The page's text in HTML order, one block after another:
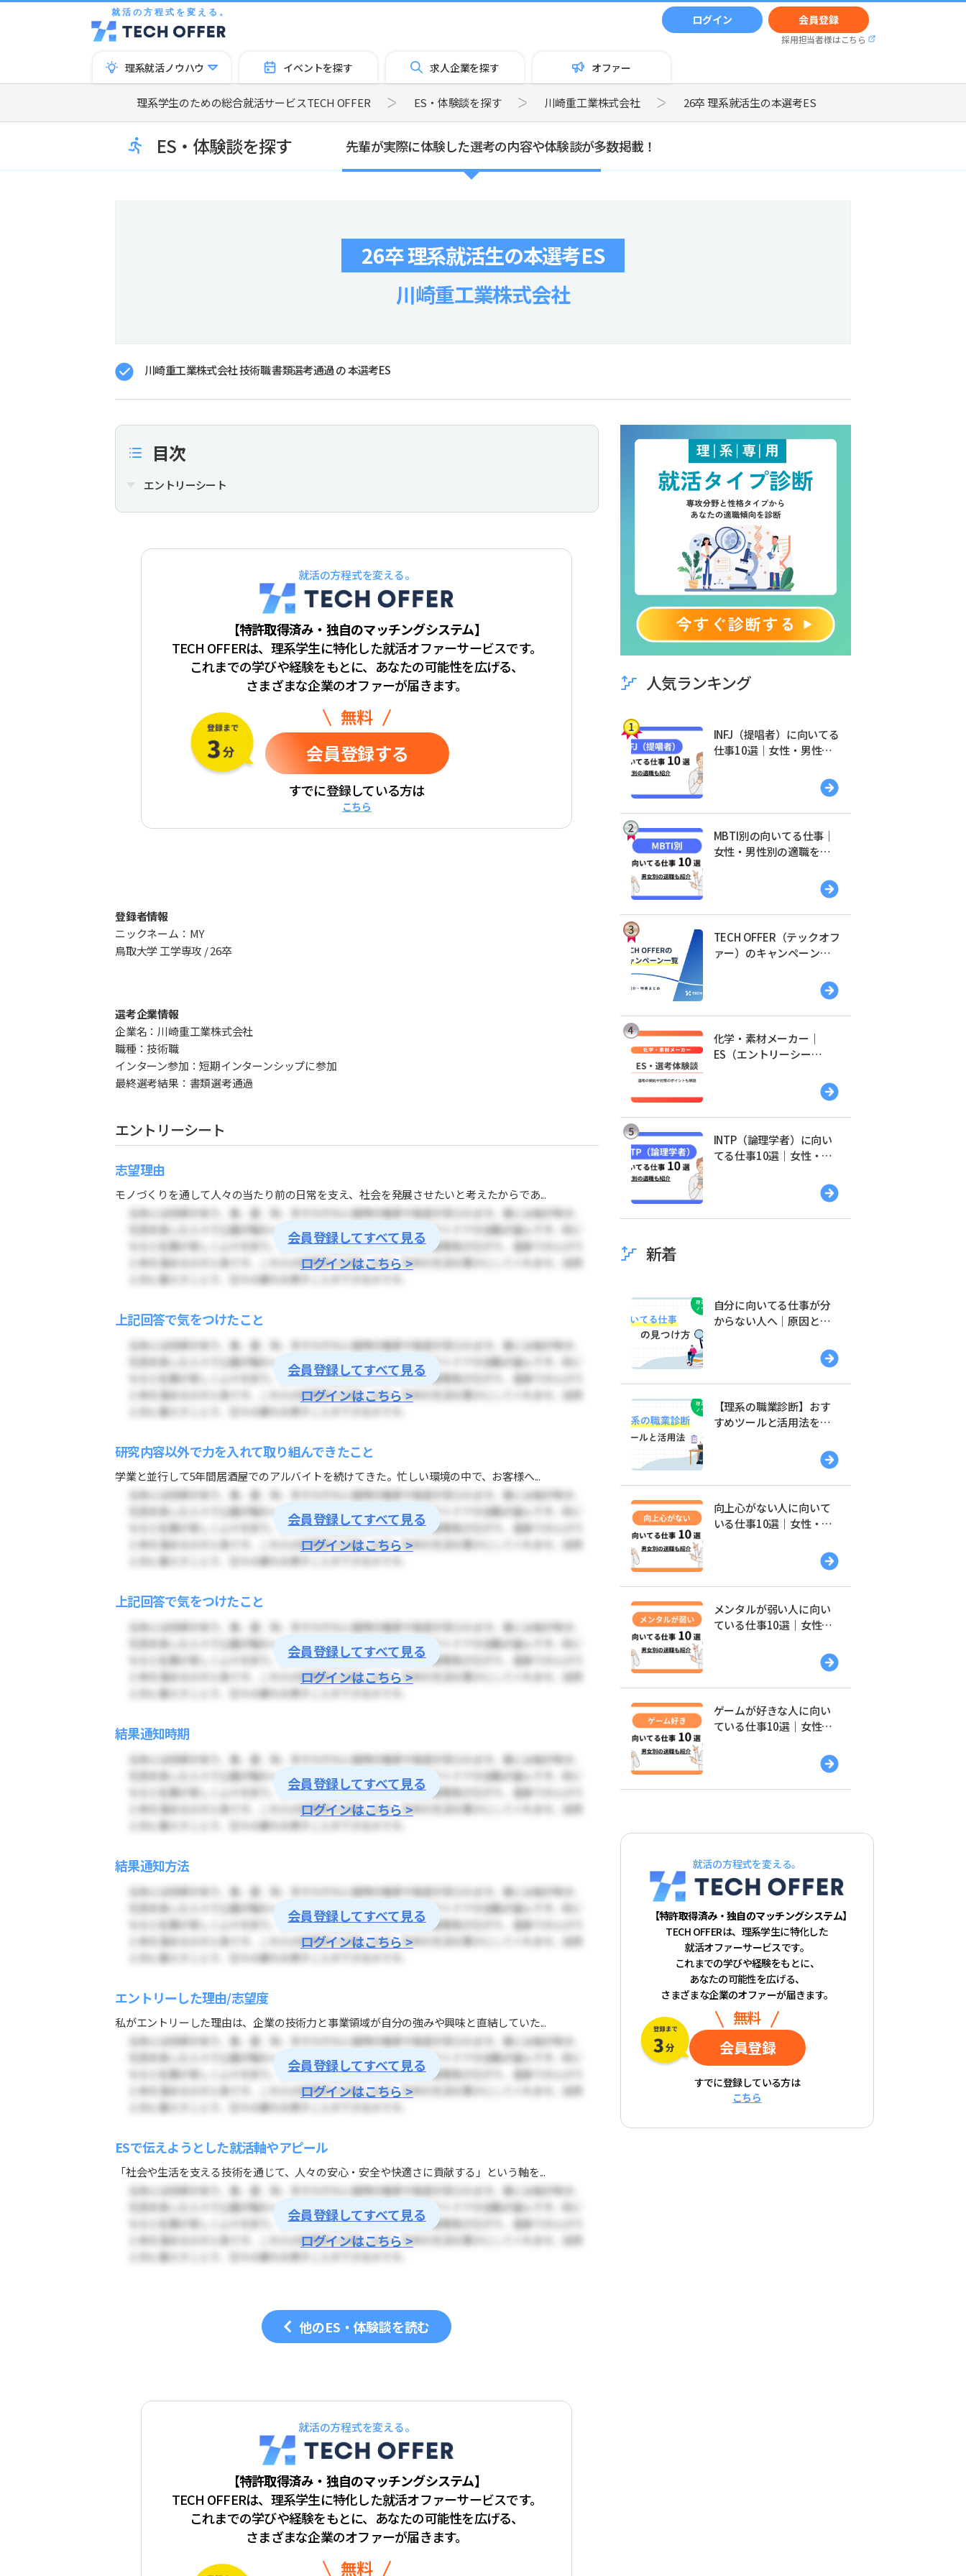
就活の方程式を変える。
ログイン 会員登録
採用担当者様はこちら
理系就活ノウハウ イベントを探す 求人企業を探す オファー
理系学生のための総合就活サービスTECH OFFER ES・体験談を探す 川崎重工業株式会社 26卒 理系就活生の本選考ES
ES・体験談を探す 先輩が実際に体験した選考の内容や体験談が多数掲載！
26卒 理系就活生の本選考ES
川崎重工業株式会社
川崎重工業株式会社 技術職 書類選考通過 の 本選考ES
目次
エントリーシート
就活の方程式を変える。
【特許取得済み・独自のマッチングシステム】
TECH OFFERは、理系学生に特化した就活オファーサービスです。
これまでの学びや経験をもとに、 あなたの可能性を広げる、
さまざまな企業のオファーが届きます。
無料
会員登録する
すでに登録している方は
こちら
登録者情報
ニックネーム：MY
鳥取大学 工学専攻 / 26卒
選考企業情報
企業名：川崎重工業株式会社
職種：技術職
インターン参加：短期インターンシップに参加
最終選考結果：書類選考通過
エントリーシート
志望理由
モノづくりを通して人々の当たり前の日常を支え、社会を発展させたいと考えたからであ...
会員登録してすべて見る
ログインはこちら >
上記回答で気をつけたこと
会員登録してすべて見る
ログインはこちら >
研究内容以外で力を入れて取り組んできたこと
学業と並行して5年間居酒屋でのアルバイトを続けてきた。忙しい環境の中で、お客様へ...
会員登録してすべて見る
ログインはこちら >
上記回答で気をつけたこと
会員登録してすべて見る
ログインはこちら >
結果通知時期
会員登録してすべて見る
ログインはこちら >
結果通知方法
会員登録してすべて見る
ログインはこちら >
エントリーした理由/志望度
私がエントリーした理由は、企業の技術力と事業領域が自分の強みや興味と直結していた...
会員登録してすべて見る
ログインはこちら >
ESで伝えようとした就活軸やアピール
「社会や生活を支える技術を通じて、人々の安心・安全や快適さに貢献する」という軸を...
会員登録してすべて見る
ログインはこちら >
他のES・体験談を読む
就活の方程式を変える。
【特許取得済み・独自のマッチングシステム】
TECH OFFERは、理系学生に特化した就活オファーサービスです。
これまでの学びや経験をもとに、 あなたの可能性を広げる、
さまざまな企業のオファーが届きます。
無料
人気ランキング
INFJ（提唱者）に向いてる
仕事10選｜女性・男性別
MBTI別の向いてる仕事｜
女性・男性別の適職を紹
TECH OFFER（テックオフ
ァー）のキャンペーン一
化学・素材メーカー｜
ES（エントリーシー
INTP（論理学者）に向い
てる仕事10選｜女性・男
新着
自分に向いてる仕事が分
からない人へ｜原因と見
【理系の職業診断】おす
すめツールと活用法を解
向上心がない人に向いて
いる仕事10選｜女性・男
メンタルが弱い人に向い
ている仕事10選｜女性・
ゲームが好きな人に向い
ている仕事10選｜女性・
就活の方程式を変える。
【特許取得済み・独自のマッチングシステム】
TECH OFFERは、理系学生に特化した
就活オファーサービスです。
これまでの学びや経験をもとに、
あなたの可能性を広げる、
さまざまな企業のオファーが届きます。
無料
会員登録
すでに登録している方は
こちら